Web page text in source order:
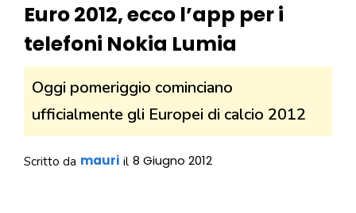
Euro 2012, ecco l’app per i
telefoni Nokia Lumia
Oggi pomeriggio cominciano
ufficialmente gli Europei di calcio 2012
Scritto da mauri il 8 Giugno 2012